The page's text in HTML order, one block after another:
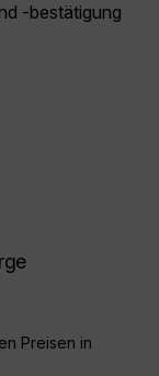
-bestätigung
Preisen in